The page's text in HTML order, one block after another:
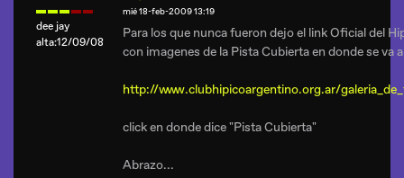
dee jay
alta:12/09/08
mié 18-feb-2009 13:19
Para los que nunca fueron dejo el link Oficial del
con imagenes de la Pista Cubierta en donde se va
http://www.clubhipicoargentino.org.ar/
click en donde dice "Pista Cubierta"
Abrazo...